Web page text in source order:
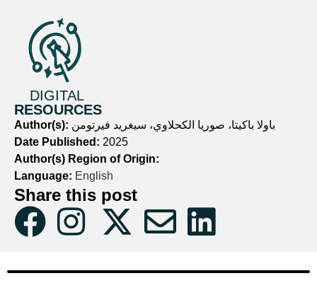
DIGITAL
RESOURCES
Author(s): باولا باكيتا، صوريا الكحلاوي، سيغريد فيرتومن
Date Published: 2025
Author(s) Region of Origin:
Language: English
Share this post